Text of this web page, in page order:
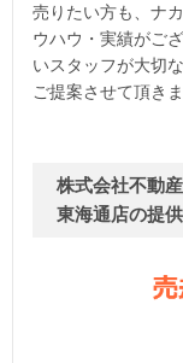
売りたい方も、ナ
ウハウ・実績がご
いスタッフが大切
ご提案させて頂きま
株式会社不動
東海通店の提